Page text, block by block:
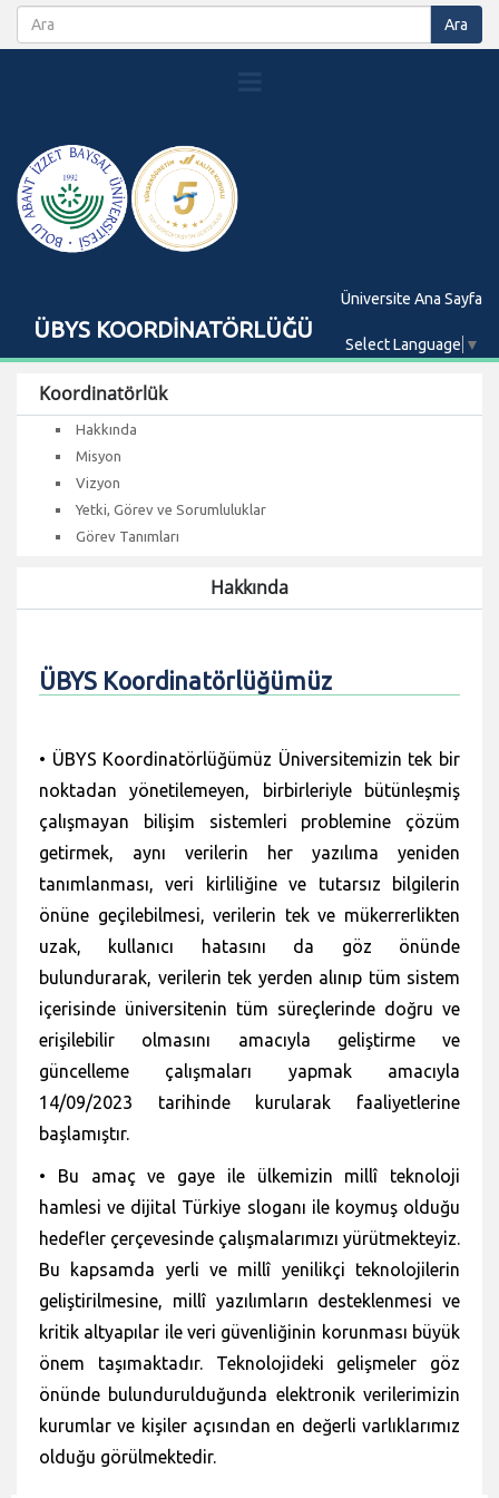
ÜBYS KOORDİNATÖRLÜĞÜ
Üniversite Ana Sayfa
Select Language ▼
Koordinatörlük
Hakkında
Misyon
Vizyon
Yetki, Görev ve Sorumluluklar
Görev Tanımları
Hakkında
ÜBYS Koordinatörlüğümüz
• ÜBYS Koordinatörlüğümüz Üniversitemizin tek bir
noktadan yönetilemeyen, birbirleriyle bütünleşmiş
çalışmayan bilişim sistemleri problemine çözüm
getirmek, aynı verilerin her yazılıma yeniden
tanımlanması, veri kirliliğine ve tutarsız bilgilerin
önüne geçilebilmesi, verilerin tek ve mükerrerlikten
uzak, kullanıcı hatasını da göz önünde
bulundurarak, verilerin tek yerden alınıp tüm sistem
içerisinde üniversitenin tüm süreçlerinde doğru ve
erişilebilir olmasını amacıyla geliştirme ve
güncelleme çalışmaları yapmak amacıyla
14/09/2023 tarihinde kurularak faaliyetlerine
başlamıştır.
• Bu amaç ve gaye ile ülkemizin millî teknoloji
hamlesi ve dijital Türkiye sloganı ile koymuş olduğu
hedefler çerçevesinde çalışmalarımızı yürütmekteyiz.
Bu kapsamda yerli ve millî yenilikçi teknolojilerin
geliştirilmesine, millî yazılımların desteklenmesi ve
kritik altyapılar ile veri güvenliğinin korunması büyük
önem taşımaktadır. Teknolojideki gelişmeler göz
önünde bulundurulduğunda elektronik verilerimizin
kurumlar ve kişiler açısından en değerli varlıklarımız
olduğu görülmektedir.